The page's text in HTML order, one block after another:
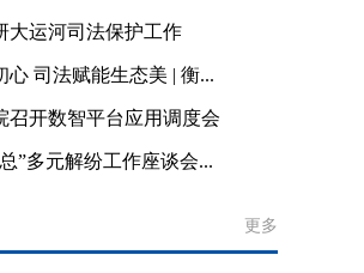
大运河司法保护工作
心 司法赋能生态美 | 衡...
召开数智平台应用调度会
”多元解纷工作座谈会...
更多